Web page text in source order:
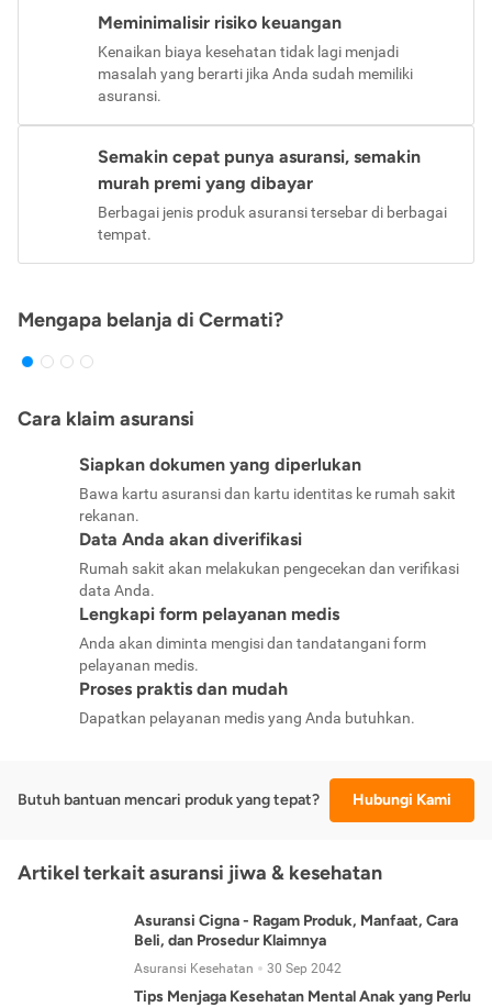
Meminimalisir risiko keuangan
Kenaikan biaya kesehatan tidak lagi menjadi
masalah yang berarti jika Anda sudah memiliki
asuransi.
Semakin cepat punya asuransi, semakin
murah premi yang dibayar
Berbagai jenis produk asuransi tersebar di berbagai
tempat.
Mengapa belanja di Cermati?
Cara klaim asuransi
Siapkan dokumen yang diperlukan
Bawa kartu asuransi dan kartu identitas ke rumah sakit
rekanan.
Data Anda akan diverifikasi
Rumah sakit akan melakukan pengecekan dan verifikasi
data Anda.
Lengkapi form pelayanan medis
Anda akan diminta mengisi dan tandatangani form
pelayanan medis.
Proses praktis dan mudah
Dapatkan pelayanan medis yang Anda butuhkan.
Butuh bantuan mencari produk yang tepat? Hubungi Kami
Artikel terkait asuransi jiwa & kesehatan
Asuransi Cigna - Ragam Produk, Manfaat, Cara
Beli, dan Prosedur Klaimnya
Asuransi Kesehatan 30 Sep 2042
Tips Menjaga Kesehatan Mental Anak yang Perlu